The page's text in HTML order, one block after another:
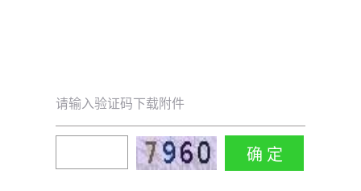
请输入验证码下载附件